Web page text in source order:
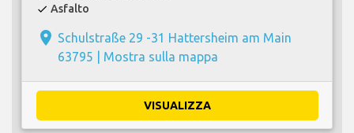
check Asfalto
place Schulstraße 29 -31 Hattersheim am Main
63795 | Mostra sulla mappa
VISUALIZZA